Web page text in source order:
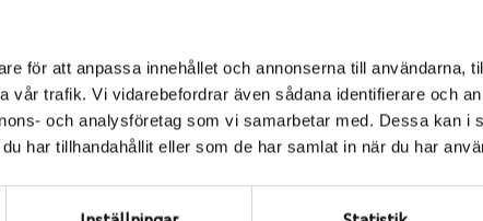
för att anpassa innehållet och annonserna till användarna,
vår trafik. Vi vidarebefordrar även sådana identifierare och
och analysföretag som vi samarbetar med. Dessa kan i
har tillhandahållit eller som de har samlat in när du har
oss levereras de direkt till någon av våra
och tid för upphämtning eller service. När vi byter dina